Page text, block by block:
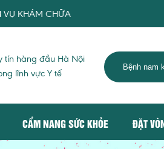
BỆNH TIÊU CHUẨN QUỐC TẾ,
tín hàng đầu Hà Nội
lĩnh vực Y tế
CẨM NANG SỨC KHỎE ĐẶT